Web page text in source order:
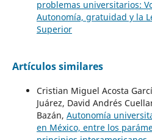
problemas universitarios:
Autonomía, gratuidad y la
Superior
Artículos similares
Cristian Miguel Acosta
Juárez, David Andrés
Bazán, Autonomía
en México, entre los